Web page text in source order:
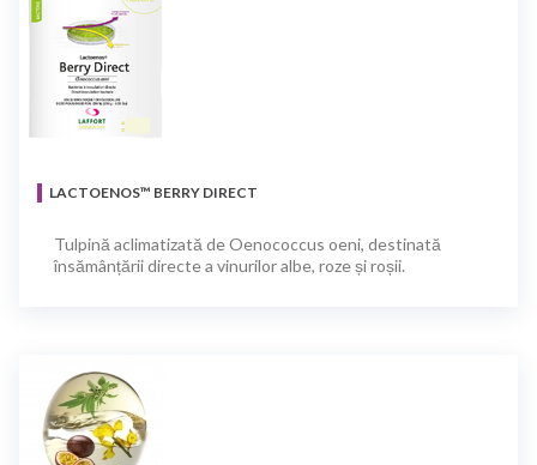
LACTOENOS™ BERRY DIRECT
Tulpină aclimatizată de Oenococcus oeni, destinată
însămânțării directe a vinurilor albe, roze și roșii.